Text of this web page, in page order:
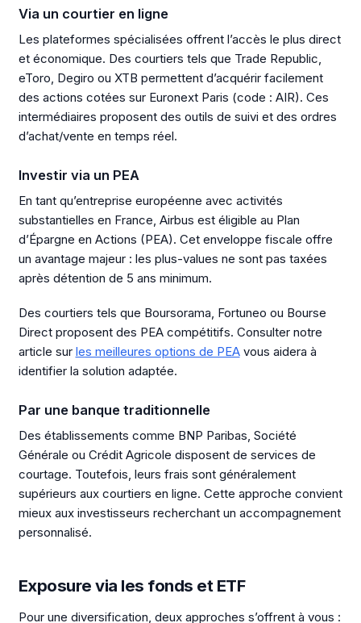
Via un courtier en ligne
Les plateformes spécialisées offrent l’accès le plus direct
et économique. Des courtiers tels que Trade Republic,
eToro, Degiro ou XTB permettent d’acquérir facilement
des actions cotées sur Euronext Paris (code : AIR). Ces
intermédiaires proposent des outils de suivi et des ordres
d’achat/vente en temps réel.
Investir via un PEA
En tant qu’entreprise européenne avec activités
substantielles en France, Airbus est éligible au Plan
d’Épargne en Actions (PEA). Cet enveloppe fiscale offre
un avantage majeur : les plus-values ne sont pas taxées
après détention de 5 ans minimum.
Des courtiers tels que Boursorama, Fortuneo ou Bourse
Direct proposent des PEA compétitifs. Consulter notre
article sur les meilleures options de PEAvous aidera à
identifier la solution adaptée.
Par une banque traditionnelle
Des établissements comme BNP Paribas, Société
Générale ou Crédit Agricole disposent de services de
courtage. Toutefois, leurs frais sont généralement
supérieurs aux courtiers en ligne. Cette approche convient
mieux aux investisseurs recherchant un accompagnement
personnalisé.
Exposure via les fonds et ETF
Pour une diversification, deux approches s’offrent à vous :